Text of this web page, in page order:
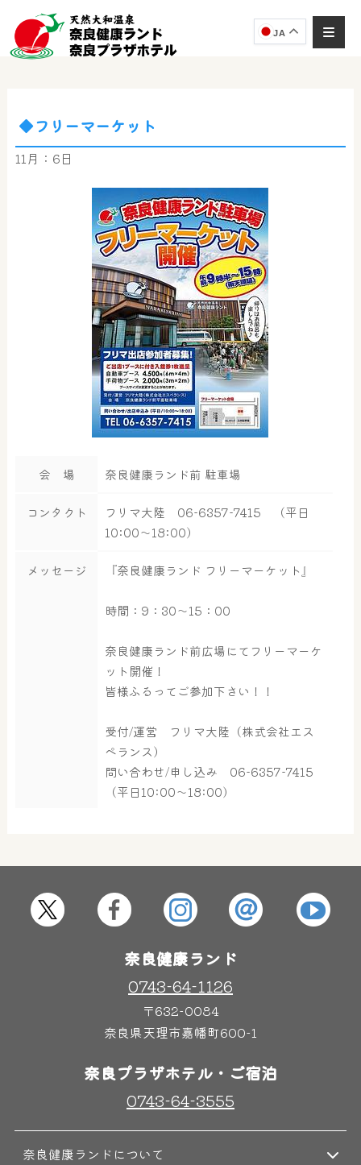
JA
大浴場 サウナ・岩盤浴
はしゃきっズ
◆フリーマーケット
11月：6日
会 場 奈良健康ランド前 駐車場
コンタクト
フリマ大陸 06-6357-7415 （平日
10:00～18:00）
メッセージ 『奈良健康ランド フリーマーケット』
時間：9：30～15：00
奈良健康ランド前広場にてフリーマーケ
ット開催！
皆様ふるってご参加下さい！！
受付/運営 フリマ大陸（株式会社エス
ペランス）
問い合わせ/申し込み 06-6357-7415
（平日10:00～18:00）
奈良健康ランド
0743-64-1126
〒632-0084
奈良県天理市嘉幡町600-1
奈良プラザホテル・ご宿泊
0743-64-3555
奈良健康ランドについて
奈良健康ランド AIコンシェルジュです。
ご質問をお伺いします。